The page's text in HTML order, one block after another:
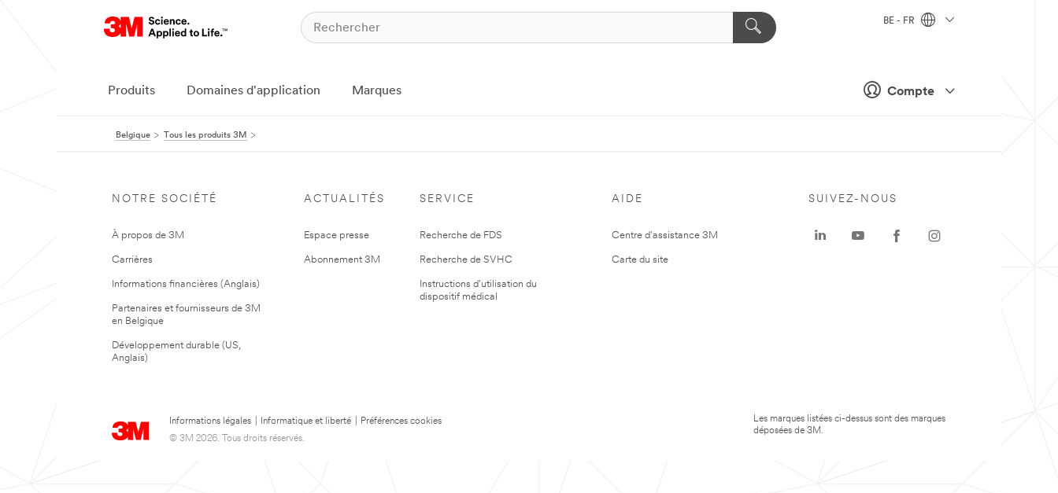
Compte
BE - FR
Produits Domaines d'application Marques
Belgique Tous les produits 3M
NOTRE SOCIÉTÉ
À propos de 3M
Carrières
Informations financières (Anglais)
Partenaires et fournisseurs de 3M
en Belgique
Développement durable (US,
Anglais)
ACTUALITÉS
Espace presse
Abonnement 3M
SERVICE
Recherche de FDS
Recherche de SVHC
Instructions d'utilisation du
dispositif médical
AIDE
Centre d'assistance 3M
Carte du site
Informations légales Informatique et liberté
Préférences cookies
© 3M 2026. Tous droits réservés.
SUIVEZ-NOUS
Les marques listées ci-dessus sont des marques
déposées de 3M.